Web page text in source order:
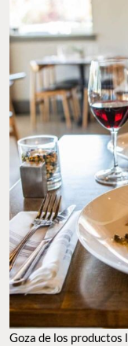
Goza de los productos